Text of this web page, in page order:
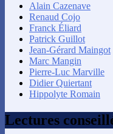
Alain Cazenave
Renaud Cojo
Franck Éliard
Patrick Guillot
Jean-Gérard Maingot
Marc Mangin
Pierre-Luc Marville
Didier Quiertant
Hippolyte Romain
Lectures